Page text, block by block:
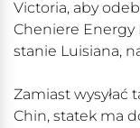
Victoria, aby
Cheniere Energy
stanie Luisiana,
Zamiast
Chin, statek ma